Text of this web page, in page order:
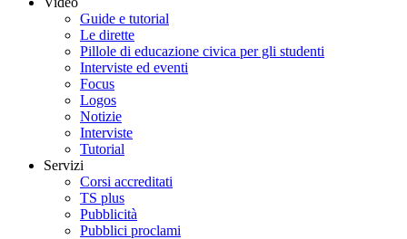
Guide e tutorial
Le dirette
Pillole di educazione civica per gli studenti
Interviste ed eventi
Focus
Logos
Notizie
Interviste
Tutorial
Servizi
Corsi accreditati
TS plus
Pubblicità
Pubblici proclami